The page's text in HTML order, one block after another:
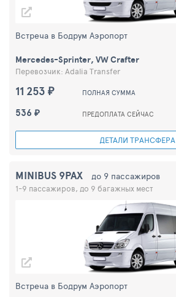
11 253 ₽ ПОЛНАЯ СУММА
536 ₽ ПРЕДОПЛАТА СЕЙЧАС
ДЕТАЛИ ТРАНСФЕРА
Встреча в Бодрум Аэропорт
Mercedes-Sprinter, VW Crafter
Перевозчик: Adalia Transfer
Встреча в Бодрум Аэропорт
MINIBUS 9PAX до 9 пассажиров
1-9 пассажиров, до 9 багажных мест